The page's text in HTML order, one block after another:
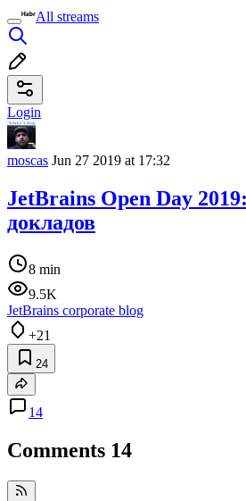
All streams
Login
moscas Jun 27 2019 at 17:32
JetBrains Open Day
докладов
8 min
9.5K
JetBrains corporate blog
+21
24
14
Comments 14